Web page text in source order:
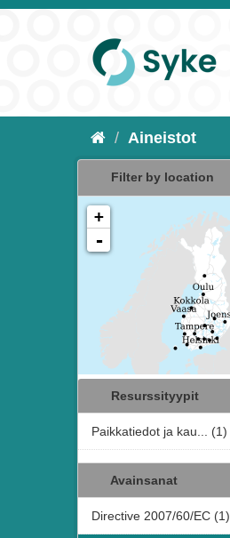
Aineistot
Filter by location
+
-
Resurssityypit
Paikkatiedot ja kau... (1)
Avainsanat
Directive 2007/60/EC (1)